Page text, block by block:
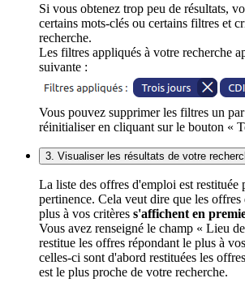
Si vous obtenez trop peu de résultats,
certains mots-clés ou certains filtres et
recherche.
Les filtres appliqués à votre recherche
suivante :
Vous pouvez supprimer les filtres un
réinitialiser en cliquant sur le bouton «
3. Visualiser les résultats de votre
La liste des offres d'emploi est restituée
pertinence. Cela veut dire que les
plus à vos critères s'affichent en
Vous avez renseigné le champ « Lieu
restitue les offres répondant le plus à
celles-ci sont d'abord restituées les
est le plus proche de votre recherche.